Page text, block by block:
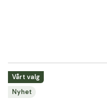
Vårt valg
Nyhet